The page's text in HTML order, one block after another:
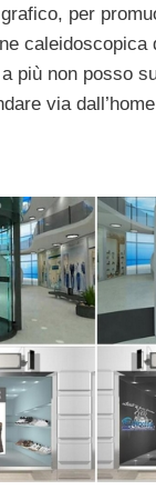
per
caleidoscopica
più non posso
via